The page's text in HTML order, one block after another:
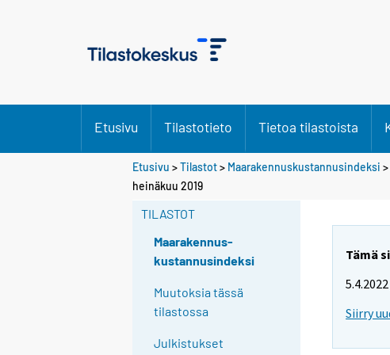
Etusivu Tilastotieto Tietoa tilastoista
Etusivu >Tilastot> Maarakennuskustannusindeksi >
heinäkuu 2019
TILASTOT
Maarakennus-
kustannusindeksi
Muutoksia tässä
tilastossa
Julkistukset
Tämä
Siirry